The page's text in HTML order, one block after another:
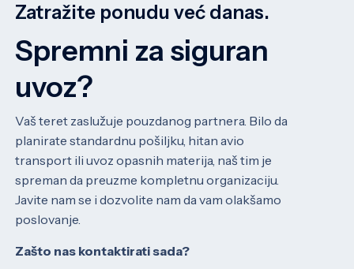
Zatražite ponudu već danas.
Spremni za siguran
uvoz?
Vaš teret zaslužuje pouzdanog partnera. Bilo da
planirate standardnu pošiljku, hitan avio
transport ili uvoz opasnih materija, naš tim je
spreman da preuzme kompletnu organizaciju.
Javite nam se i dozvolite nam da vam olakšamo
poslovanje.
Zašto nas kontaktirati sada?